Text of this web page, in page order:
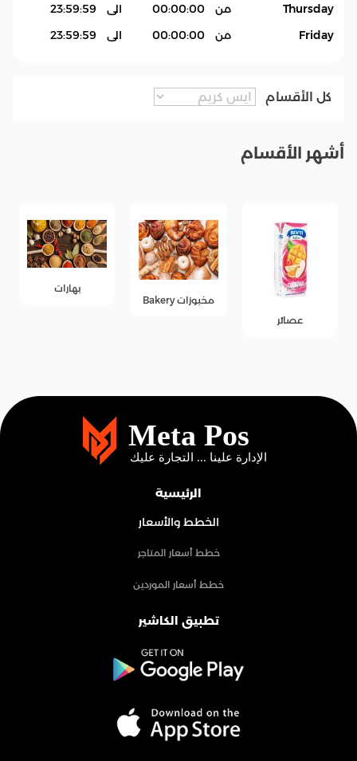
Thursday
من 00:00:00 الى
23:59:59
Friday
من 00:00:00 الى 23:59:59
كل الأقسام
أشهر الأقسام
عصائر
مخبوزات Bakery
بهارات
الرئيسية
الخطط والأسعار
خطط أسعار المتاجر
خطط أسعار الموردين
تطبيق الكاشير